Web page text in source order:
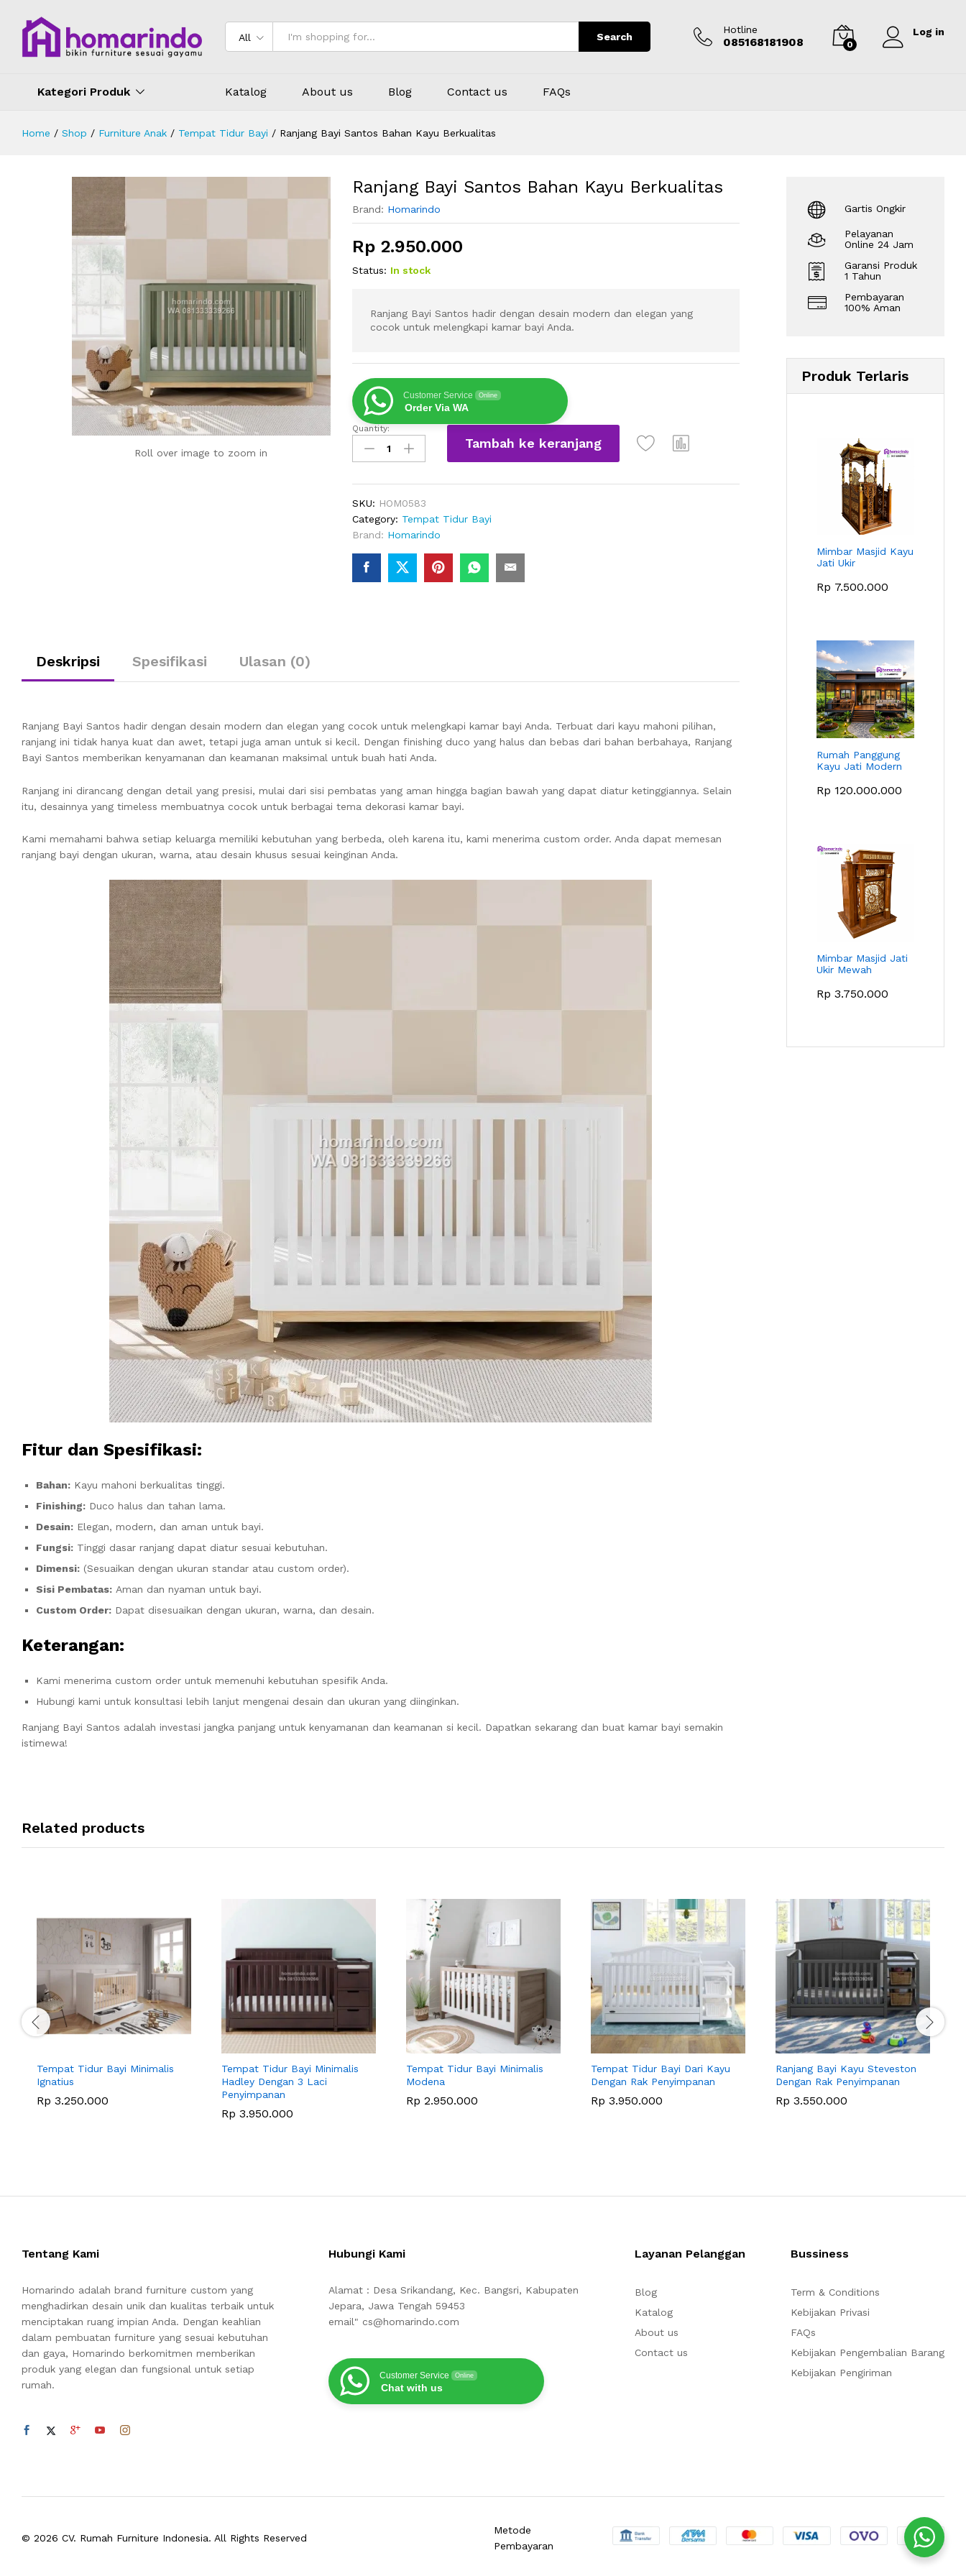
All Search
Hotline
085168181908 0
Log in
Kategori Produk Katalog About us Blog Contact us FAQs
Home / Shop / Furniture Anak / Tempat Tidur Bayi / Ranjang Bayi Santos Bahan Kayu Berkualitas
Roll over image to zoom in
Ranjang Bayi Santos Bahan Kayu Berkualitas
Brand: Homarindo
Rp2.950.000
Status: In stock
Ranjang Bayi Santos hadir dengan desain modern dan elegan yang
cocok untuk melengkapi kamar bayi Anda.
Customer Service Online
Order Via WA
Ranjang
Bayi
Santos
Berkualitas
quantity
Quantity:
Tambah ke keranjang
SKU: HOM0583
Category: Tempat Tidur Bayi
Brand: Homarindo
Deskripsi Spesifikasi Ulasan (0)
Ranjang Bayi Santos hadir dengan desain modern dan elegan yang cocok untuk melengkapi kamar bayi Anda. Terbuat dari kayu mahoni pilihan,
ranjang ini tidak hanya kuat dan awet, tetapi juga aman untuk si kecil. Dengan finishing duco yang halus dan bebas dari bahan berbahaya, Ranjang
Bayi Santos memberikan kenyamanan dan keamanan maksimal untuk buah hati Anda.
Ranjang ini dirancang dengan detail yang presisi, mulai dari sisi pembatas yang aman hingga bagian bawah yang dapat diatur ketinggiannya. Selain
itu, desainnya yang timeless membuatnya cocok untuk berbagai tema dekorasi kamar bayi.
Kami memahami bahwa setiap keluarga memiliki kebutuhan yang berbeda, oleh karena itu, kami menerima custom order. Anda dapat memesan
ranjang bayi dengan ukuran, warna, atau desain khusus sesuai keinginan Anda.
Fitur dan Spesifikasi:
Bahan: Kayu mahoni berkualitas tinggi.
Finishing: Duco halus dan tahan lama.
Desain: Elegan, modern, dan aman untuk bayi.
Fungsi: Tinggi dasar ranjang dapat diatur sesuai kebutuhan.
Dimensi: (Sesuaikan dengan ukuran standar atau custom order).
Sisi Pembatas: Aman dan nyaman untuk bayi.
Custom Order: Dapat disesuaikan dengan ukuran, warna, dan desain.
Keterangan:
Kami menerima custom order untuk memenuhi kebutuhan spesifik Anda.
Hubungi kami untuk konsultasi lebih lanjut mengenai desain dan ukuran yang diinginkan.
Ranjang Bayi Santos adalah investasi jangka panjang untuk kenyamanan dan keamanan si kecil. Dapatkan sekarang dan buat kamar bayi semakin
istimewa!
Gartis Ongkir
Pelayanan
Online 24 Jam
Garansi Produk
1 Tahun
Pembayaran
100% Aman
Produk Terlaris
Mimbar Masjid Kayu
Jati Ukir
Rp 7.500.000
Rumah Panggung
Kayu Jati Modern
Rp 120.000.000
Mimbar Masjid Jati
Ukir Mewah
Rp 3.750.000
Related products
Tempat Tidur Bayi Minimalis
Ignatius
Rp 3.250.000
Tempat Tidur Bayi Minimalis
Hadley Dengan 3 Laci
Penyimpanan
Rp 3.950.000
Tempat Tidur Bayi Minimalis
Modena
Rp 2.950.000
Tempat Tidur Bayi Dari Kayu
Dengan Rak Penyimpanan
Rp 3.950.000
Ranjang Bayi Kayu Steveston
Dengan Rak Penyimpanan
Rp 3.550.000
Tentang Kami
Homarindo adalah brand furniture custom yang
menghadirkan desain unik dan kualitas terbaik untuk
menciptakan ruang impian Anda. Dengan keahlian
dalam pembuatan furniture yang sesuai kebutuhan
dan gaya, Homarindo berkomitmen memberikan
produk yang elegan dan fungsional untuk setiap
rumah.
Hubungi Kami
Alamat : Desa Srikandang, Kec. Bangsri, Kabupaten
Jepara, Jawa Tengah 59453
email" cs@homarindo.com
Customer Service Online
Chat with us
Layanan Pelanggan
Blog
Katalog
About us
Contact us
Bussiness
Term & Conditions
Kebijakan Privasi
FAQs
Kebijakan Pengembalian Barang
Kebijakan Pengiriman
© 2026 CV. Rumah Furniture Indonesia. All Rights Reserved
Metode
Pembayaran
Ulasan (0)